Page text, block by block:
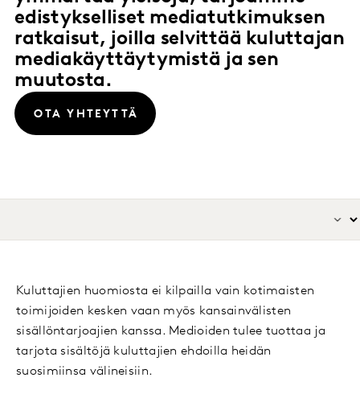
edistykselliset mediatutkimuksen
ratkaisut, joilla selvittää kuluttajan
mediakäyttäytymistä ja sen
muutosta.
OTA YHTEYTTÄ
Kuluttajien huomiosta ei kilpailla vain kotimaisten
toimijoiden kesken vaan myös kansainvälisten
sisällöntarjoajien kanssa. Medioiden tulee tuottaa ja
tarjota sisältöjä kuluttajien ehdoilla heidän
suosimiinsa välineisiin.